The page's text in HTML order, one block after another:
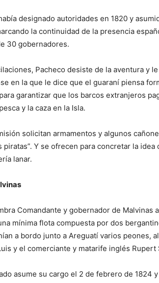
designado autoridades en 1820 y
la continuidad de la presencia
30 gobernadores.
Pacheco desiste de la aventura y
en la que le dice que el guaraní piensa
garantizar que los barcos extranjeros
y la caza en la Isla.
solicitan armamentos y algunos
Y se ofrecen para concretar la
lanar.
Comandante y gobernador de Malvinas
mínima flota compuesta por dos
a bordo junto a Areguatí varios peones,
y el comerciante y matarife inglés Rupert
asume su cargo el 2 de febrero de 1824